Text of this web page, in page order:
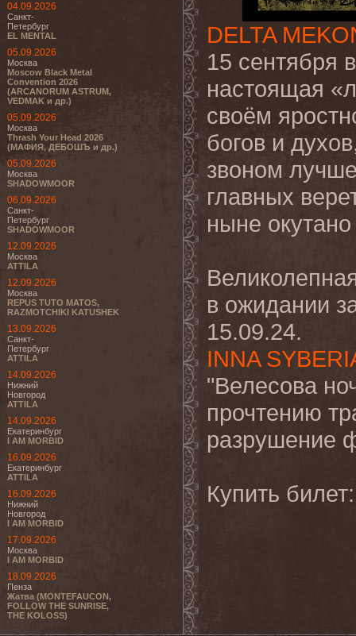
04.09.2026
Санкт-
Петербург
EL MENTAL
05.09.2026
Москва
Moscow Black Metal
Convention 2026
(ARCANORUM ASTRUM,
VEDMAK и др.)
05.09.2026
Москва
Thrash Your Head 2026
(МАФИЯ, ДЕБОШЪ и др.)
05.09.2026
Москва
SHADOWMOOR
06.09.2026
Санкт-
Петербург
SHADOWMOOR
12.09.2026
Москва
ATTILA
12.09.2026
Москва
REPUS TUTO MATOS,
RAZMOTCHIKI KATUSHEK
13.09.2026
Санкт-
Петербург
ATTILA
14.09.2026
Нижний
Новгород
ATTILA
14.09.2026
Екатеринбург
I AM MORBID
16.09.2026
Екатеринбург
ATTILA
16.09.2026
Нижний
Новгород
I AM MORBID
17.09.2026
Москва
I AM MORBID
18.09.2026
Пенза
Жатва (MONTEFAUCON,
FOLLOW THE SUNRISE,
THE KOLOSS)
DELTA
15 сентября
настоящая
своём
богов и
звоном
главных
ныне
в ожидании
15.09.24.
INNA
"Велесова
прочтению
разрушение
Купить